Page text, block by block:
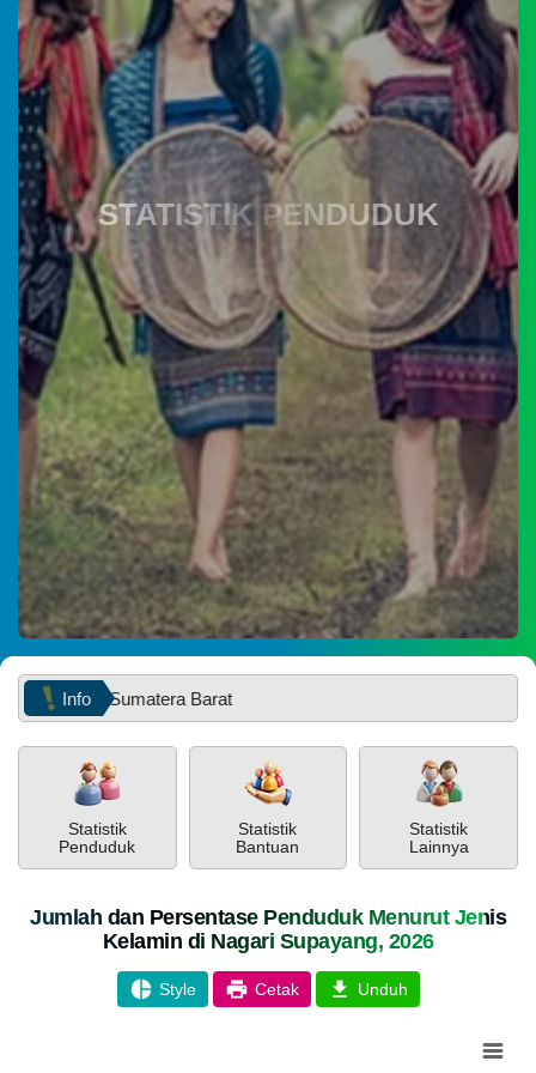
PEMERINTAH LAYANAN MANDIRI PENGADUAN
STATISTIK PENDUDUK
Info
Sumatera Barat
Statistik
Penduduk
Statistik
Bantuan
Statistik
Lainnya
Jumlah dan Persentase Penduduk Menurut Jenis
Kelamin di Nagari Supayang, 2026
Style Cetak Unduh
08
Mei
2026
233
Kali
Panen
Pakan
Program
Ketahanan
Pangan
BUMNag
Amanah
Nagari
Supayang
P3M PNP
Facebook
YouTube
Instagram
TikTok